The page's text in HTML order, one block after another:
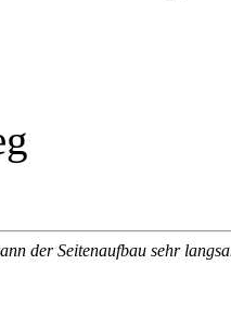
der Seitenaufbau sehr